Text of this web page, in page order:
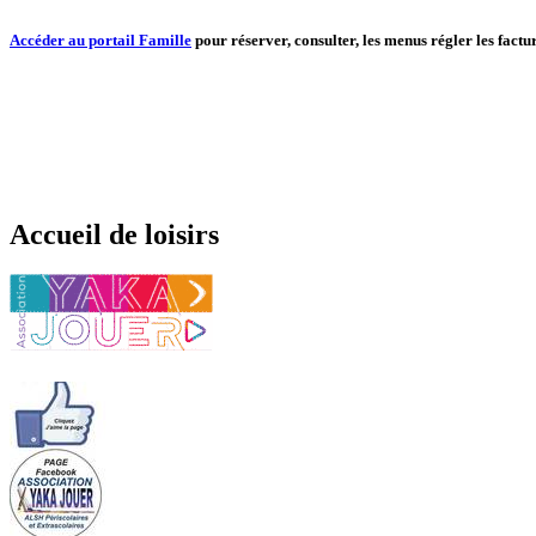
Accéder au portail Famille pour réserver, consulter, les menus régler les
Accueil de loisirs